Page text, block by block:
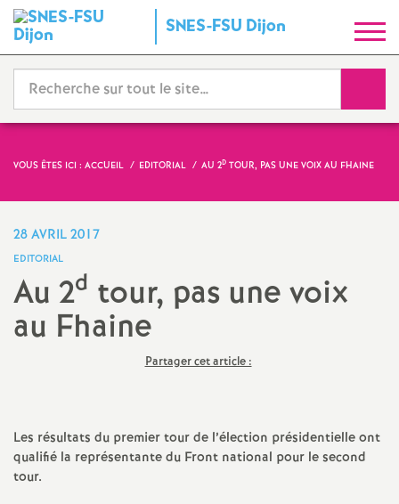
SNES-FSU Dijon
y
n
d
i
a
a
VOUS ÊTES ICI : ACCUEIL EDITORIAL AU 2D TOUR, PAS UNE VOIX AU FHAINE
28 AVRIL 2017
EDITORIAL
Au 2d tour, pas une voix
au Fhaine
Partager cet article :
Les résultats du premier tour de l’élection présidentielle ont
qualifié la représentante du Front national pour le second
tour.